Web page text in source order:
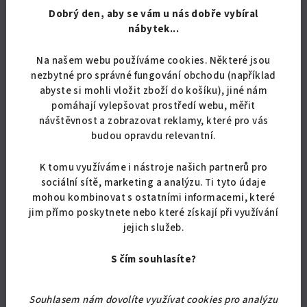
Dobrý den, aby se vám u nás dobře vybíral
nábytek...
Na našem webu používáme cookies. Některé jsou
nezbytné pro správné fungování obchodu (například
abyste si mohli vložit zboží do košíku), jiné nám
pomáhají vylepšovat prostředí webu, měřit
návštěvnost a zobrazovat reklamy, které pro vás
budou opravdu relevantní.
K tomu využíváme i nástroje našich partnerů pro
sociální sítě, marketing a analýzu. Ti tyto údaje
mohou kombinovat s ostatními informacemi, které
jim přímo poskytnete nebo které získají při využívání
jejich služeb.
S čím souhlasíte?
Souhlasem nám dovolíte využívat cookies pro analýzu
hvězdiček.
variantách a s dopravou zdarma.
Podobné produkty
Doprava zdarma